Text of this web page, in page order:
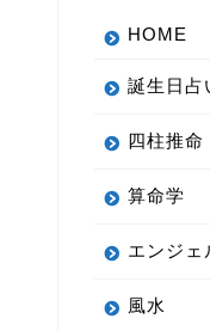
HOME
誕生日占
四柱推命
算命学
エンジェ
風水